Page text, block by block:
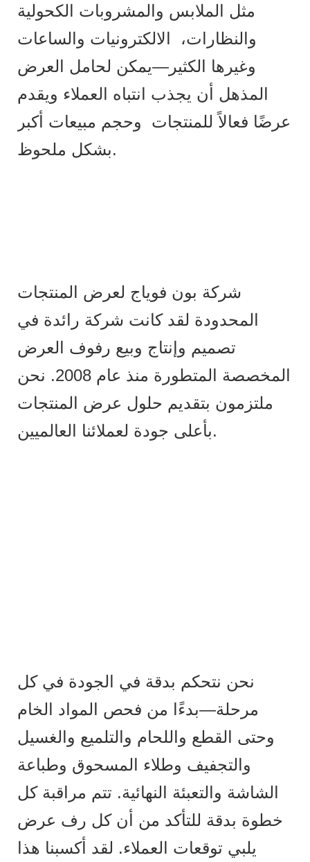
مثل الملابس والمشروبات الكحولية
والنظارات، الالكترونيات والساعات
وغيرها الكثير—يمكن لحامل العرض
المذهل أن يجذب انتباه العملاء ويقدم
عرضًا فعالاً للمنتجات وحجم مبيعات أكبر
بشكل ملحوظ.
شركة بون فوياج لعرض المنتجات
المحدودة لقد كانت شركة رائدة في
تصميم وإنتاج وبيع رفوف العرض
المخصصة المتطورة منذ عام 2008. نحن
ملتزمون بتقديم حلول عرض المنتجات
بأعلى جودة لعملائنا العالميين.
نحن نتحكم بدقة في الجودة في كل
مرحلة—بدءًا من فحص المواد الخام
وحتى القطع واللحام والتلميع والغسيل
والتجفيف وطلاء المسحوق وطباعة
الشاشة والتعبئة النهائية. تتم مراقبة كل
خطوة بدقة للتأكد من أن كل رف عرض
يلبي توقعات العملاء. لقد أكسبنا هذا